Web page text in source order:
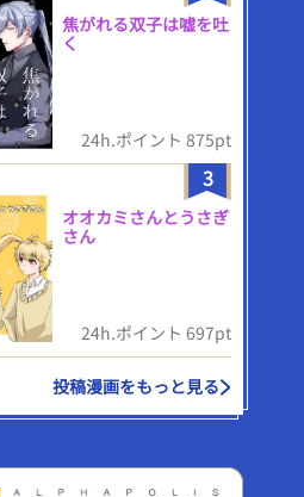
焦がれる双子は嘘を吐
く
24h.ポイント 875pt
3
オオカミさんとうさぎ
さん
24h.ポイント 697pt
投稿漫画をもっと見る